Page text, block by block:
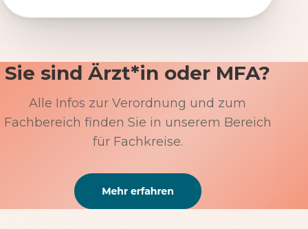
Sie sind Ärzt*in oder MFA?
Alle Infos zur Verordnung und zum
Fachbereich finden Sie in unserem Bereich
für Fachkreise.